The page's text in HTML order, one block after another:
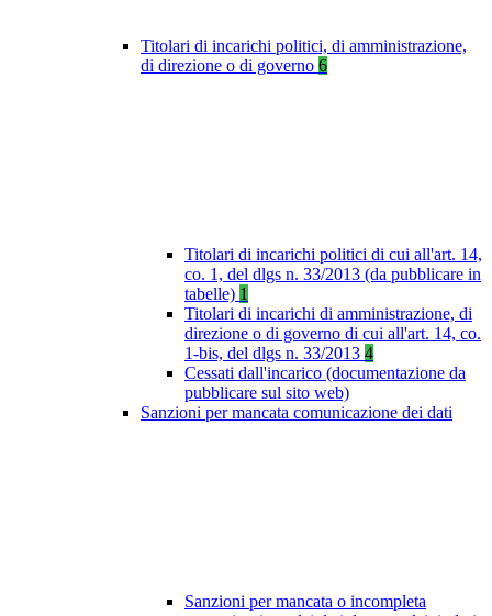
Titolari di incarichi politici, di amministrazione,
di direzione o di governo 6
Titolari di incarichi politici di cui all'art. 14,
co. 1, del dlgs n. 33/2013 (da pubblicare in
tabelle) 1
Titolari di incarichi di amministrazione, di
direzione o di governo di cui all'art. 14, co.
1-bis, del dlgs n. 33/2013 4
Cessati dall'incarico (documentazione da
pubblicare sul sito web)
Sanzioni per mancata comunicazione dei dati
Sanzioni per mancata o incompleta